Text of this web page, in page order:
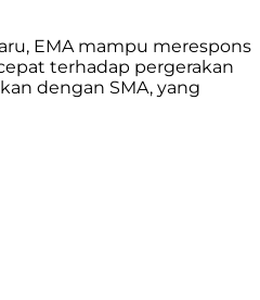
EMA mampu merespons
terhadap pergerakan
dengan SMA, yang